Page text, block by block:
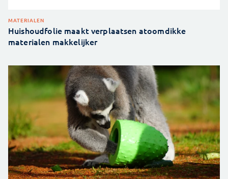
MATERIALEN
Huishoudfolie maakt verplaatsen atoomdikke
materialen makkelijker